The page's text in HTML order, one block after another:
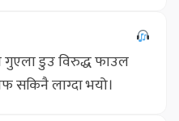
गुएला डुउ विरुद्ध फाउल
सकिनै लाग्दा भयो।